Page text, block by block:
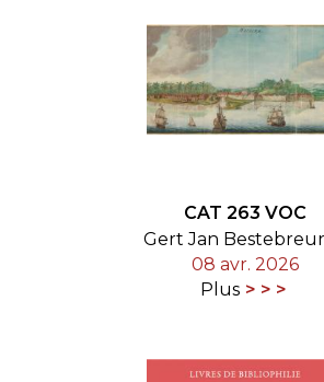
CAT 263 VOC
Gert Jan
08 avr. 2026
Plus